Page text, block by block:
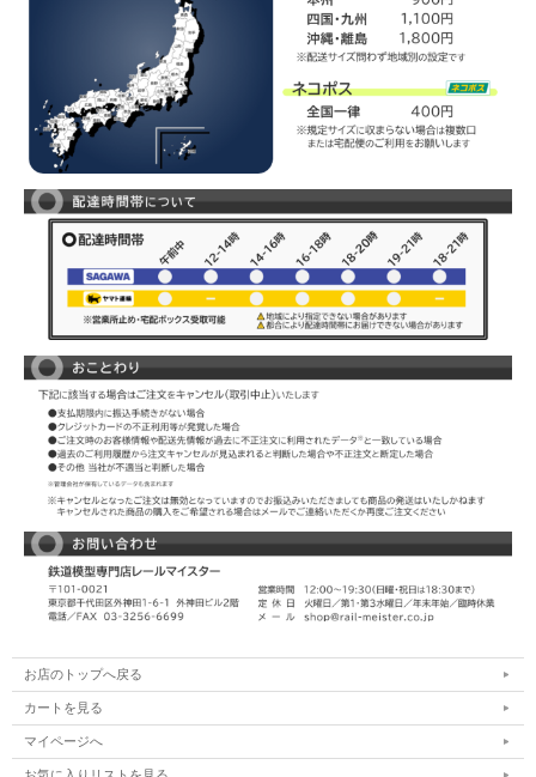
お店のトップへ戻る
カートを見る
マイページへ